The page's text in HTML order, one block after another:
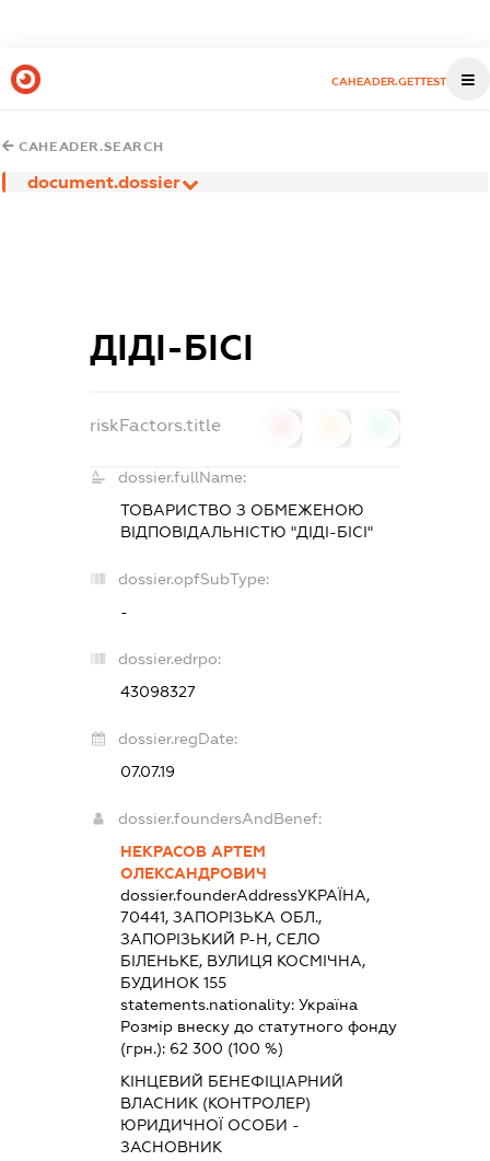
CAHEADER.GETTEST
CAHEADER.SEARCH
document.dossier
ДІДІ-БІСІ
riskFactors.title
dossier.fullName:
ТОВАРИСТВО З ОБМЕЖЕНОЮ
ВІДПОВІДАЛЬНІСТЮ "ДІДІ-БІСІ"
dossier.opfSubType:
-
dossier.edrpo:
43098327
dossier.regDate:
07.07.19
dossier.foundersAndBenef:
НЕКРАСОВ АРТЕМ
ОЛЕКСАНДРОВИЧ
dossier.founderAddressУКРАЇНА,
70441, ЗАПОРІЗЬКА ОБЛ.,
ЗАПОРІЗЬКИЙ Р-Н, СЕЛО
БІЛЕНЬКЕ, ВУЛИЦЯ КОСМІЧНА,
БУДИНОК 155
statements.nationality:Україна
Розмір внеску до статутного фонду
(грн.): 62 300 (100 %)
КІНЦЕВИЙ БЕНЕФІЦІАРНИЙ
ВЛАСНИК (КОНТРОЛЕР)
ЮРИДИЧНОЇ ОСОБИ -
ЗАСНОВНИК